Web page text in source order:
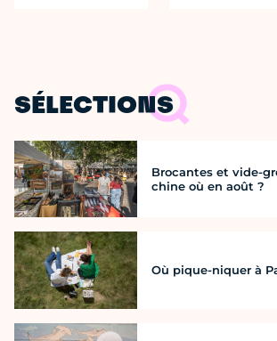
SÉLECTIONS
Brocantes et vide-
chine où en août ?
Où pique-niquer à